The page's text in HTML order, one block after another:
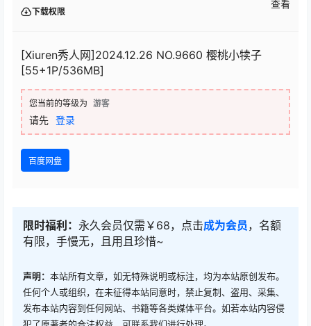
下载权限
查看
[Xiuren秀人网]2024.12.26 NO.9660 樱桃小犊子
[55+1P/536MB]
您当前的等级为 游客
请先 登录
百度网盘
限时福利： 永久会员仅需￥68，点击成为会员，名额
有限，手慢无，且用且珍惜~
声明： 本站所有文章，如无特殊说明或标注，均为本站原创发布。
任何个人或组织，在未征得本站同意时，禁止复制、盗用、采集、
发布本站内容到任何网站、书籍等各类媒体平台。如若本站内容侵